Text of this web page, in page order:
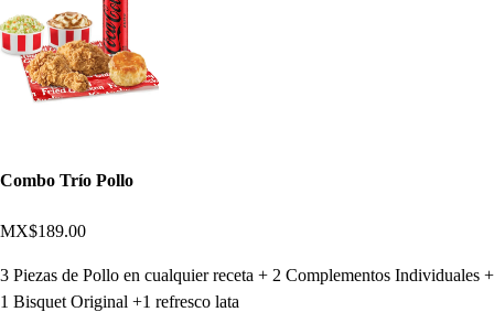
Combo Trío Pollo
MX$189.00
3 Piezas de Pollo en cualquier receta + 2 Complementos Individuales +
1 Bisquet Original +1 refresco lata